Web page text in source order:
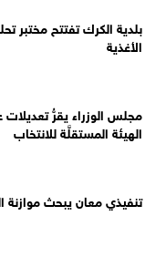
بلدية الكرك تفتتح مختبر
الأغذية
مجلس الوزراء يقرُّ
الهيئة المستقلَّة للانتخاب
تنفيذي معان يبحث موازنة